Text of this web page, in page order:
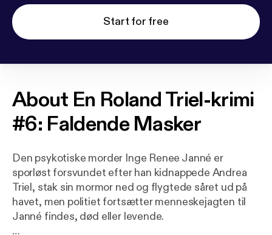
Start for free
About En Roland Triel-krimi
#6: Faldende Masker
Den psykotiske morder Inge Renee Janné er
sporløst forsvundet efter han kidnappede Andrea
Triel, stak sin mormor ned og flygtede såret ud på
havet, men politiet fortsætter menneskejagten til
Janné findes, død eller levende.